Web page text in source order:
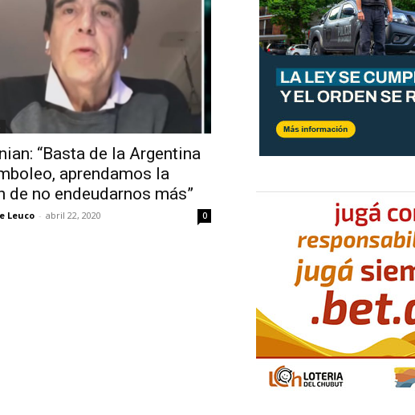
“Basta de la Argentina
aprendamos la
de no endeudarnos más”
Leuco - abril 22, 2020 0